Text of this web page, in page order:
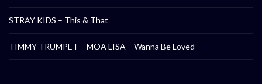
STRAY KIDS – This & That
TIMMY TRUMPET – MOA LISA – Wanna Be Loved